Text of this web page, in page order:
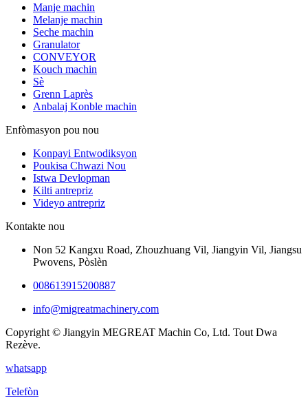
Manje machin
Melanje machin
Seche machin
Granulator
CONVEYOR
Kouch machin
Sè
Grenn Laprès
Anbalaj Konble machin
Enfòmasyon pou nou
Konpayi Entwodiksyon
Poukisa Chwazi Nou
Istwa Devlopman
Kilti antrepriz
Videyo antrepriz
Kontakte nou
Non 52 Kangxu Road, Zhouzhuang Vil, Jiangyin Vil, Jiangsu
Pwovens, Pòslèn
008613915200887
info@migreatmachinery.com
Copyright © Jiangyin MEGREAT Machin Co, Ltd. Tout Dwa
Rezève.
whatsapp
Telefòn